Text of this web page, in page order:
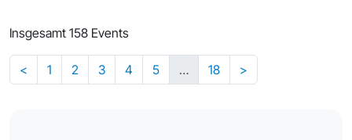
Insgesamt 158 Events
< 1 2 3 4 5 … 18 >